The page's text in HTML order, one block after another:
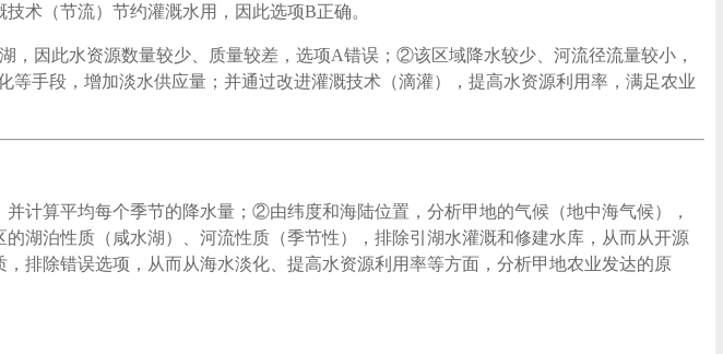
术（节流）节约灌溉水用，因此选项B正确。
因此水资源数量较少、质量较差，选项A错误；②该区域降水较少、河流径流量较小，
手段，增加淡水供应量；并通过改进灌溉技术（滴灌），提高水资源利用率，满足农业
计算平均每个季节的降水量；②由纬度和海陆位置，分析甲地的气候（地中海气候），
湖泊性质（咸水湖）、河流性质（季节性），排除引湖水灌溉和修建水库，从而从开源
排除错误选项，从而从海水淡化、提高水资源利用率等方面，分析甲地农业发达的原